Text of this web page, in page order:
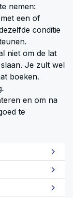
nemen:
een of
conditie
niet om de lat
Je zult wel
boeken.
en om na
te